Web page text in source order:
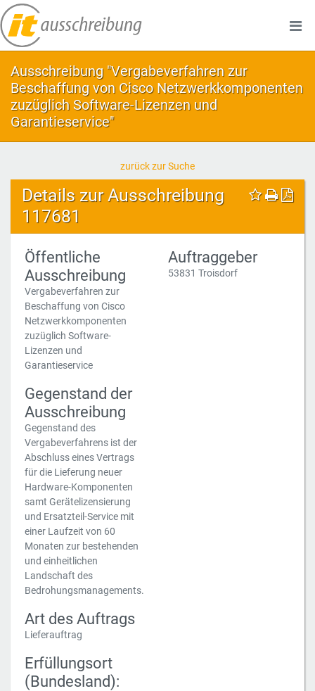
Ausschreibung "Vergabeverfahren zur
Beschaffung von Cisco Netzwerkkomponenten
zuzüglich Software-Lizenzen und
Garantieservice"
zurück zur Suche
Details zur Ausschreibung
117681
Öffentliche
Ausschreibung
Vergabeverfahren zur
Beschaffung von Cisco
Netzwerkkomponenten
zuzüglich Software-
Lizenzen und
Garantieservice
Gegenstand der
Ausschreibung
Gegenstand des
Vergabeverfahrens ist der
Abschluss eines Vertrags
für die Lieferung neuer
Hardware-Komponenten
samt Gerätelizensierung
und Ersatzteil-Service mit
einer Laufzeit von 60
Monaten zur bestehenden
und einheitlichen
Landschaft des
Bedrohungsmanagements.
Art des Auftrags
Lieferauftrag
Erfüllungsort
(Bundesland):
Auftraggeber
53831 Troisdorf